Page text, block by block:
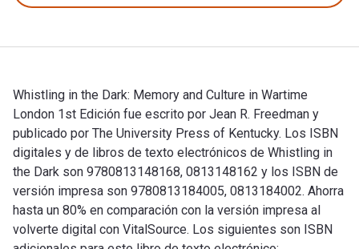
Whistling in the Dark: Memory and Culture in Wartime
London 1st Edición fue escrito por Jean R. Freedman y
publicado por The University Press of Kentucky. Los ISBN
digitales y de libros de texto electrónicos de Whistling in
the Dark son 9780813148168, 0813148162 y los ISBN de
versión impresa son 9780813184005, 0813184002. Ahorra
hasta un 80% en comparación con la versión impresa al
volverte digital con VitalSource. Los siguientes son ISBN